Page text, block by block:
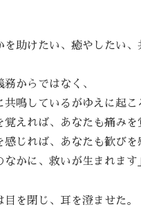
を助けたい、癒やしたい
からではなく、
鳴しているがゆえに起こ
えれば、あなたも痛みを
じれば、あなたも歓びを
かに、救いが生まれます
を閉じ、耳を澄ませた。